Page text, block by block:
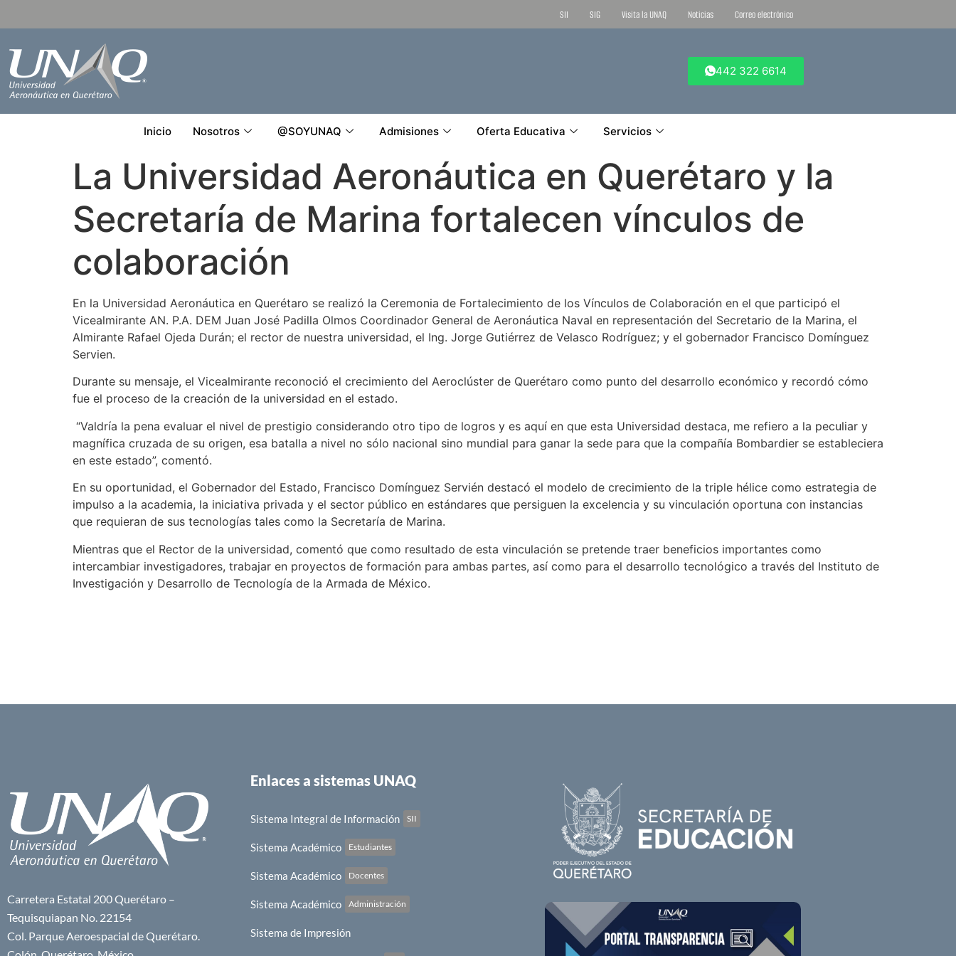
SII SIG Visita la UNAQ Noticias Correo electrónico
442 322 6614
Inicio Nosotros @SOYUNAQ Admisiones Oferta Educativa Servicios
La Universidad Aeronáutica en Querétaro y la
Secretaría de Marina fortalecen vínculos de
colaboración
En la Universidad Aeronáutica en Querétaro se realizó la Ceremonia de Fortalecimiento de los Vínculos de Colaboración en el que participó el
Vicealmirante AN. P.A. DEM Juan José Padilla Olmos Coordinador General de Aeronáutica Naval en representación del Secretario de la Marina, el
Almirante Rafael Ojeda Durán; el rector de nuestra universidad, el Ing. Jorge Gutiérrez de Velasco Rodríguez; y el gobernador Francisco Domínguez
Servien.
Durante su mensaje, el Vicealmirante reconoció el crecimiento del Aeroclúster de Querétaro como punto del desarrollo económico y recordó cómo
fue el proceso de la creación de la universidad en el estado.
“Valdría la pena evaluar el nivel de prestigio considerando otro tipo de logros y es aquí en que esta Universidad destaca, me refiero a la peculiar y
magnífica cruzada de su origen, esa batalla a nivel no sólo nacional sino mundial para ganar la sede para que la compañía Bombardier se estableciera
en este estado”, comentó.
En su oportunidad, el Gobernador del Estado, Francisco Domínguez Servién destacó el modelo de crecimiento de la triple hélice como estrategia de
impulso a la academia, la iniciativa privada y el sector público en estándares que persiguen la excelencia y su vinculación oportuna con instancias
que requieran de sus tecnologías tales como la Secretaría de Marina.
Mientras que el Rector de la universidad, comentó que como resultado de esta vinculación se pretende traer beneficios importantes como
intercambiar investigadores, trabajar en proyectos de formación para ambas partes, así como para el desarrollo tecnológico a través del Instituto de
Investigación y Desarrollo de Tecnología de la Armada de México.
Carretera Estatal 200 Querétaro –
Tequisquiapan No. 22154
Col. Parque Aeroespacial de Querétaro.
Enlaces a sistemas UNAQ
Sistema Integral de Información SII
Sistema Académico Estudiantes
Sistema Académico Docentes
Sistema Académico Administración
Sistema de Impresión